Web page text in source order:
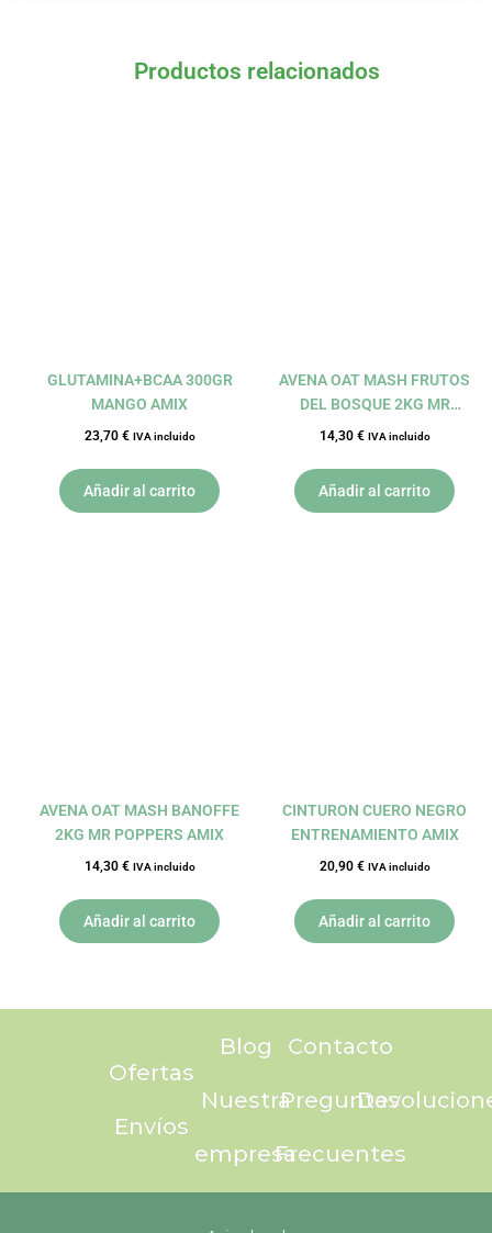
Productos relacionados
GLUTAMINA+BCAA 300GR
MANGO AMIX
23,70 € IVA incluido
Añadir al carrito
AVENA OAT MASH FRUTOS
DEL BOSQUE 2KG MR
POPPERS AMIX
14,30 € IVA incluido
Añadir al carrito
AVENA OAT MASH BANOFFE
2KG MR POPPERS AMIX
14,30 € IVA incluido
Añadir al carrito
CINTURON CUERO NEGRO
ENTRENAMIENTO AMIX
20,90 € IVA incluido
Añadir al carrito
Ofertas
Envíos
Blog
Nuestra
empresa
Contacto
Preguntas
Frecuentes